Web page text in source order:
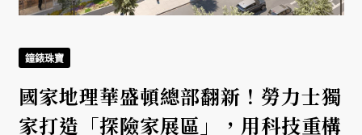
鐘錶珠寶
國家地理華盛頓總部翻新！勞力士獨
家打造「探險家展區」，用科技重構